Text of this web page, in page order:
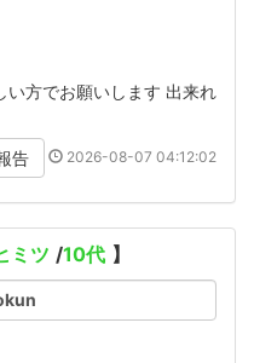
い方でお願いします 出来れ
告 2026-08-07 04:12:02
ミツ /10代 】